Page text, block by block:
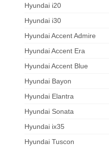
Hyundai i20
Hyundai i30
Hyundai Accent Admire
Hyundai Accent Era
Hyundai Accent Blue
Hyundai Bayon
Hyundai Elantra
Hyundai Sonata
Hyundai ix35
Hyundai Tuscon